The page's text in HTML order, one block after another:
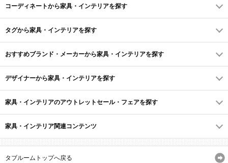
コーディネートから家具・インテリアを探す
タグから家具・インテリアを探す
おすすめブランド・メーカーから家具・インテリアを探す
デザイナーから家具・インテリアを探す
家具・インテリアのアウトレットセール・フェアを探す
家具・インテリア関連コンテンツ
タブルームトップへ戻る